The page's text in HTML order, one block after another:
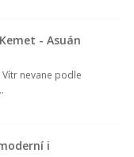
- Asuán
Vítr nevane podle
i